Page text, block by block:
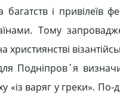
і привілеїв
Тому
Подніпров´я
«із варяг у греки». По-